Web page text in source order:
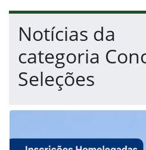
Fim da navegação
Início do conteúdo
Notícias da
categoria
Seleções